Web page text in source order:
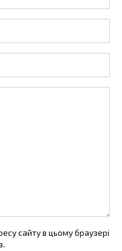
сайту в цьому браузері